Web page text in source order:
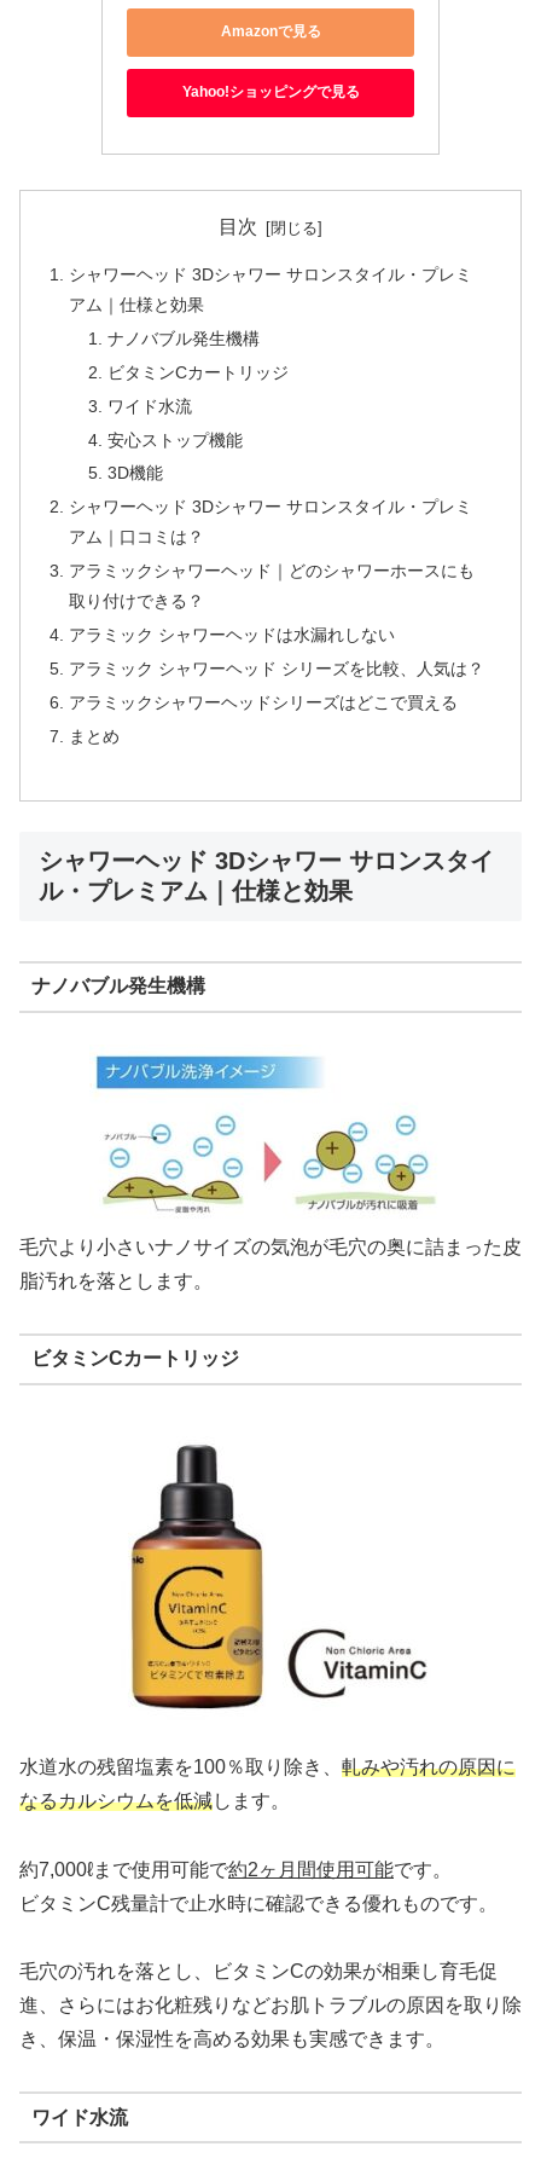
Amazonで見る
Yahoo!ショッピングで見る
目次
シャワーヘッド 3Dシャワー サロンスタイル・プレミ
アム｜仕様と効果
ナノバブル発生機構
ビタミンCカートリッジ
ワイド水流
安心ストップ機能
3D機能
シャワーヘッド 3Dシャワー サロンスタイル・プレミ
アム｜口コミは？
アラミックシャワーヘッド｜どのシャワーホースにも
取り付けできる？
アラミック シャワーヘッドは水漏れしない
アラミック シャワーヘッド シリーズを比較、人気は？
アラミックシャワーヘッドシリーズはどこで買える
まとめ
シャワーヘッド 3Dシャワー サロンスタイ
ル・プレミアム｜仕様と効果
ナノバブル発生機構
毛穴より小さいナノサイズの気泡が毛穴の奥に詰まった皮
脂汚れを落とします。
ビタミンCカートリッジ
水道水の残留塩素を100％取り除き、 軋みや汚れの原因に
なるカルシウムを低減します。
約7,000ℓまで使用可能で約2ヶ月間使用可能です。
ビタミンC残量計で止水時に確認できる優れものです。
毛穴の汚れを落とし、ビタミンCの効果が相乗し育毛促
進、さらにはお化粧残りなどお肌トラブルの原因を取り除
き、保温・保湿性を高める効果も実感できます。
ワイド水流